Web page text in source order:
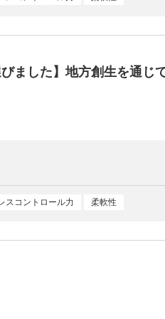
ました】地方創生を通じ
スコントロール力 柔軟性